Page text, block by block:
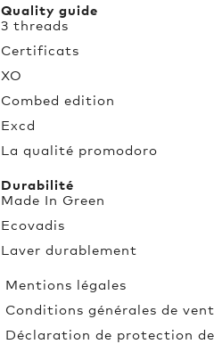
Quality guide
3 threads
Certificats
XO
Combed edition
Excd
La qualité promodoro
Durabilité
Made In Green
Ecovadis
Laver durablement
Mentions légales
Conditions générales de
Déclaration de protection